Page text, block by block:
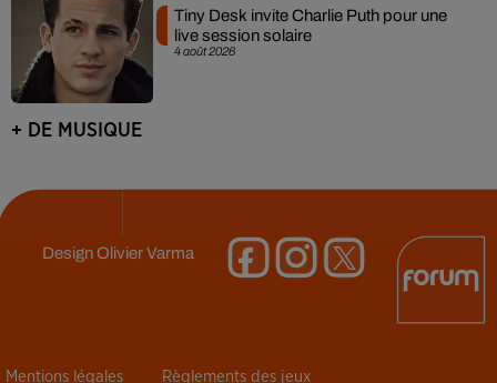
4 août 2026
Tiny Desk invite Charlie Puth pour une
live session solaire
+ DE MUSIQUE
DesignOlivier Varma
Mentions légales Règlements des jeux